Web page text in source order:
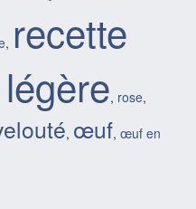
, recette
, rose,
, œuf, œuf en